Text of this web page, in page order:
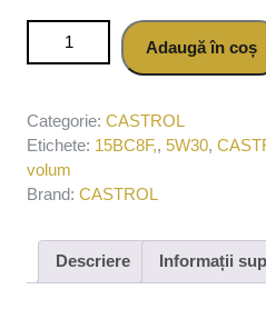
Cantitate Ulei motor CASTROL
volum 60 litri, sinteticAdaugă în coș
Categorie: CASTROL
Etichete: 15BC8F,, 5W30,
volum
Brand: CASTROL
Descriere Informații